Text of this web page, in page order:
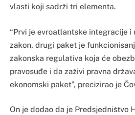
vlasti koji sadrži tri elementa.
“Prvi je evroatlantske integracije i
zakon, drugi paket je
zakonska regulativa koja će
pravosuđe i da zaživi pravna
ekonomski paket”, precizirao je
On je dodao da je Predsjedništvo